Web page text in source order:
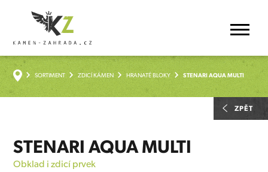
ZPĚT
SORTIMENT ZDICÍ KÁMEN HRANATÉ BLOKY STENARI AQUA MULTI
STENARI AQUA MULTI
Obklad i zdicí prvek